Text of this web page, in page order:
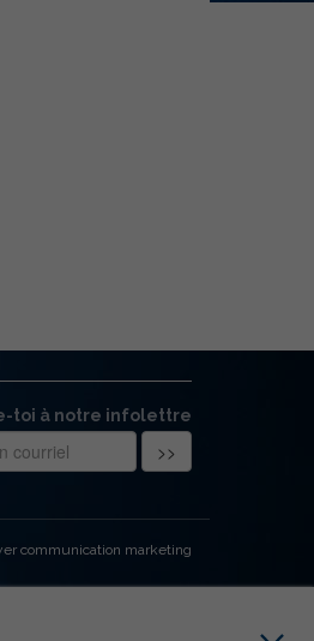
toi à notre infolettre
communication marketing